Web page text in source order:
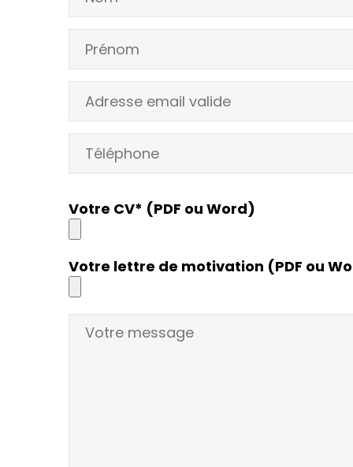
laisser
ce
vide.
Votre CV* (PDF ou Word)
Votre lettre de motivation (PDF ou